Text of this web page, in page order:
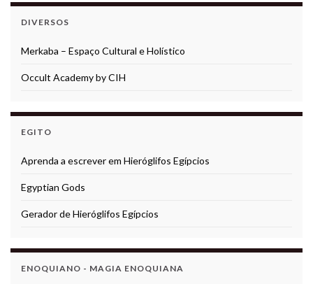
DIVERSOS
Merkaba – Espaço Cultural e Holístico
Occult Academy by CIH
EGITO
Aprenda a escrever em Hieróglifos Egípcios
Egyptian Gods
Gerador de Hieróglifos Egípcios
ENOQUIANO - MAGIA ENOQUIANA